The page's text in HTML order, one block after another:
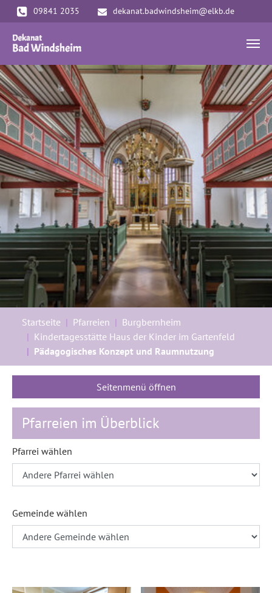
Zum Hauptinhalt springen
09841 2035 dekanat.badwindsheim@elkb.de
Startseite Pfarreien
Burgbernheim
Kindertagesstätte Haus der Kinder im Gartenfeld
Pädagogisches Konzept und Raumnutzung
Seitenmenü öffnen
Pfarreien im Überblick
Pfarrei wählen
Gemeinde wählen